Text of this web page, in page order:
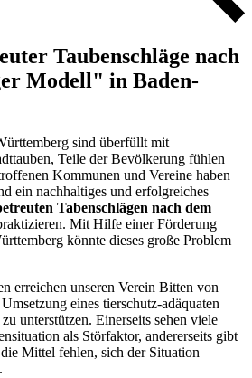
Taubenschläge nach
Modell" in Baden-
sind überfüllt mit
Teile der Bevölkerung fühlen
Kommunen und Vereine haben
ein nachhaltiges und erfolgreiches
Tabenschlägen nach dem
Mit Hilfe einer Förderung
könnte dieses große Problem
erreichen unseren Verein Bitten von
eines tierschutz-adäquaten
unterstützen. Einerseits sehen viele
als Störfaktor, andererseits gibt
Mittel fehlen, sich der Situation